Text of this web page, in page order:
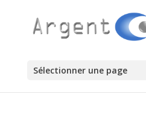
Sélectionner une page